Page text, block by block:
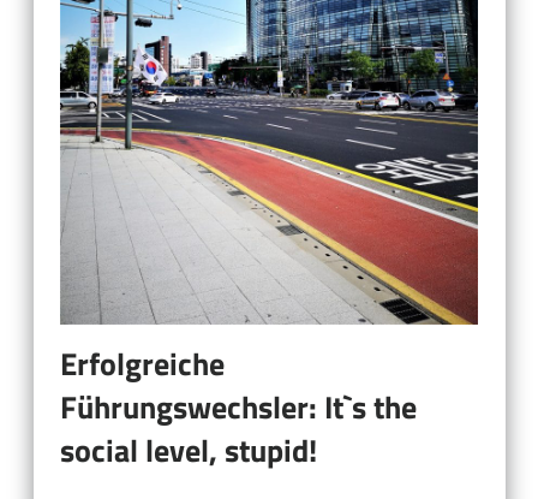
Erfolgreiche
Führungswechsler: It`s the
social level, stupid!